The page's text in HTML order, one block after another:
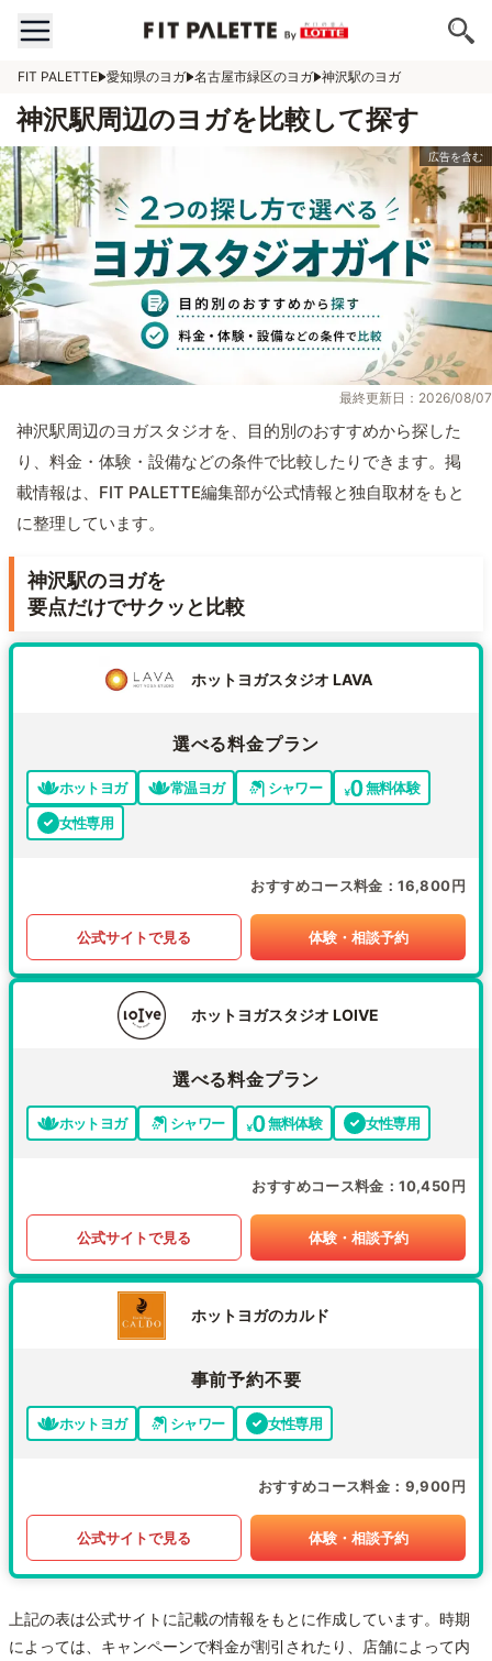
FIT PALETTE 愛知県のヨガ 名古屋市緑区のヨガ 神沢駅のヨガ
神沢駅周辺のヨガを比較して探す
最終更新日：2026/08/07
神沢駅周辺のヨガスタジオを、目的別のおすすめから探した
り、料金・体験・設備などの条件で比較したりできます。掲
載情報は、FIT PALETTE編集部が公式情報と独自取材をもと
に整理しています。
神沢駅のヨガを
要点だけでサクッと比較
ホットヨガスタジオ LAVA
選べる料金プラン
ホットヨガ 常温ヨガ シャワー
無料体験
女性専用
おすすめコース料金 16,800円
公式サイトで見る 体験・相談予約
ホットヨガスタジオ LOIVE
選べる料金プラン
ホットヨガ シャワー 無料体験 女性専用
おすすめコース料金 10,450円
公式サイトで見る 体験・相談予約
ホットヨガのカルド
事前予約不要
ホットヨガ シャワー 女性専用
おすすめコース料金 9,900円
公式サイトで見る 体験・相談予約
上記の表は公式サイトに記載の情報をもとに作成しています。時期
によっては、キャンペーンで料金が割引されたり、店舗によって内